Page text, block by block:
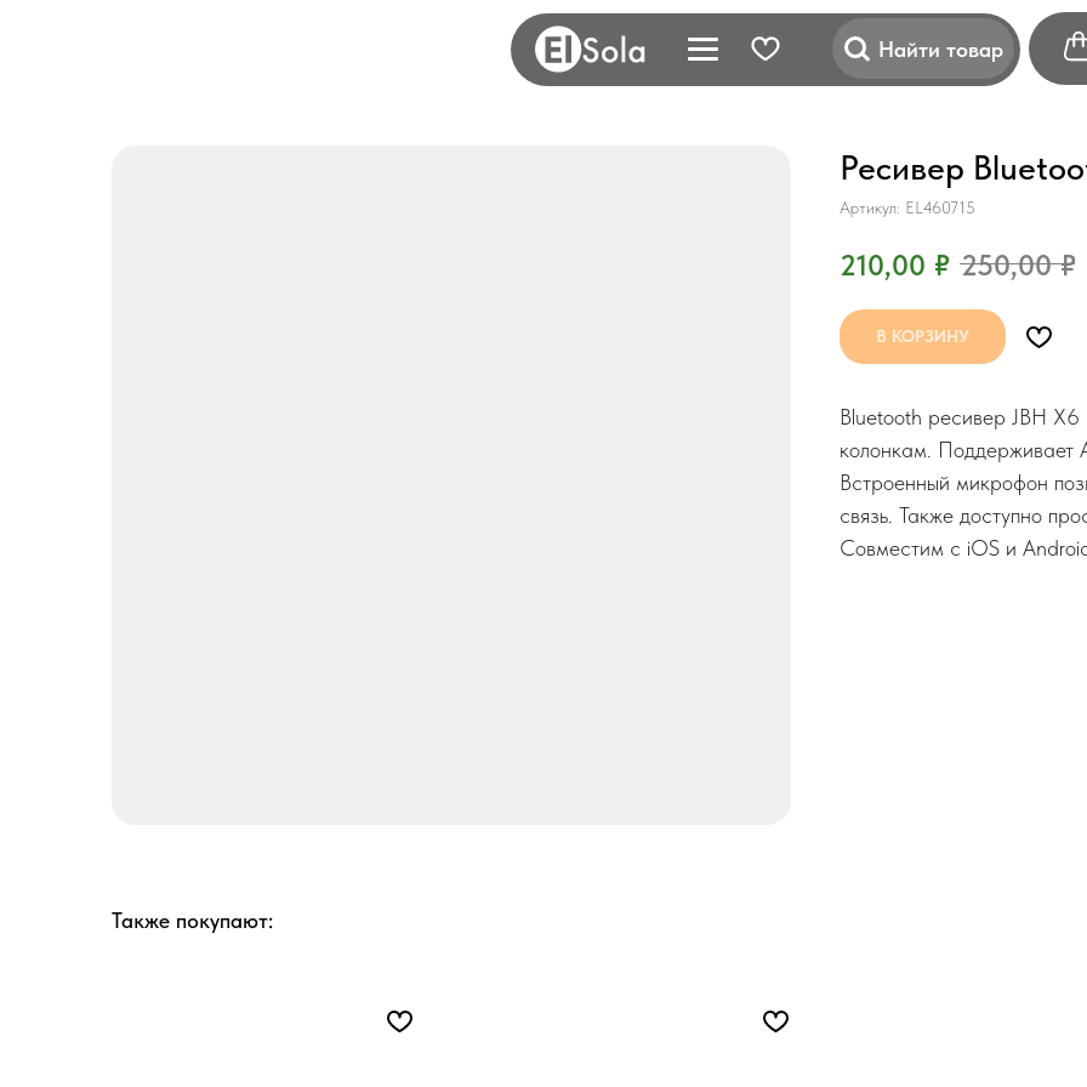
Найти товар
Ресивер
Артикул: EL460715
210,00 ₽ 250,00 ₽
В КОРЗИНУ
Bluetooth ресивер JBH X6
колонкам. Поддерживает
Встроенный микрофон
связь. Также доступно
Совместим с iOS и
Также покупают: